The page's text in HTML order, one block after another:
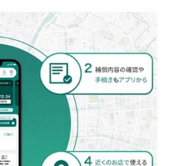
四国
沖縄
愛車 File
ストップ！不具合修理＆粗悪修理
洗車